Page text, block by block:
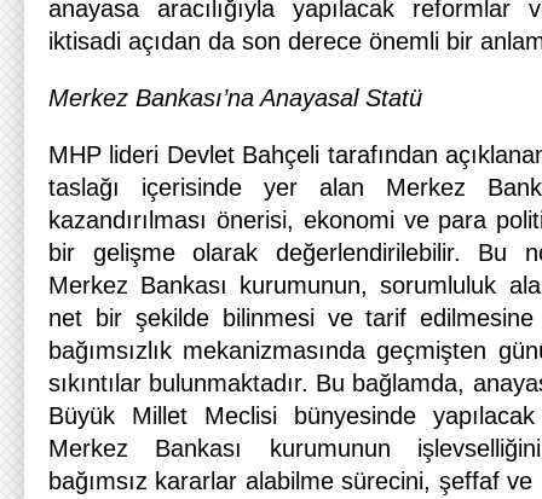
anayasa aracılığıyla yapılacak reformlar
iktisadi açıdan da son derece önemli bir
Merkez Bankası’na Anayasal Statü
MHP lideri Devlet Bahçeli tarafından
taslağı içerisinde yer alan Merkez
kazandırılması önerisi, ekonomi ve para
bir gelişme olarak değerlendirilebilir. Bu
Merkez Bankası kurumunun, sorumluluk
net bir şekilde bilinmesi ve tarif edilmesine
bağımsızlık mekanizmasında geçmişten
sıkıntılar bulunmaktadır. Bu bağlamda,
Büyük Millet Meclisi bünyesinde
Merkez Bankası kurumunun
bağımsız kararlar alabilme sürecini, şeffaf